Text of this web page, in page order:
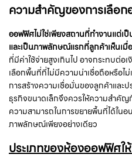
ความสำคัญของการเลือ
ออฟฟิศไม่ใช่เพียงสถานที่ทำงานแต่
และเป็นภาพลักษณ์แรกที่ลูกค้าเห็นเมื่
ที่มีค่าใช้จ่ายสูงเกินไป อาจกระทบต่
เลือกพื้นที่ที่ไม่มีความน่าเชื่อถือหรือไ
การสร้างความเชื่อมั่นของลูกค้าและ
ธุรกิจขนาดเล็กจึงควรให้ความสำคั
ความสามารถในการขยายพื้นที่ได้ใน
ภาพลักษณ์เพียงอย่างเดียว
ประเภทของห้องออฟฟิศให้